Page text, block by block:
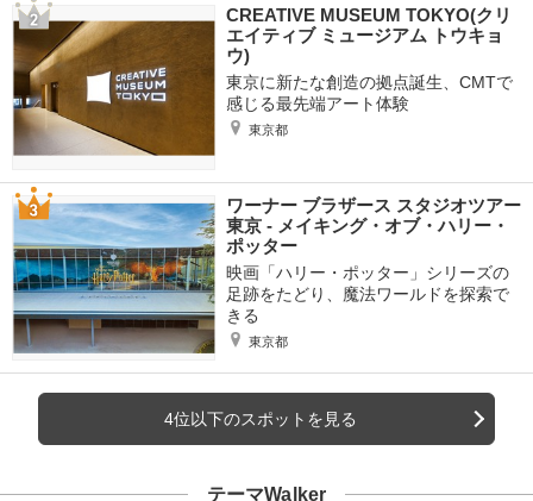
CREATIVE MUSEUM TOKYO(クリ
エイティブ ミュージアム トウキョ
ウ)
東京に新たな創造の拠点誕生、CMTで
感じる最先端アート体験
東京都
ワーナー ブラザース スタジオツアー
東京 ‐ メイキング・オブ・ハリー・
ポッター
映画「ハリー・ポッター」シリーズの
足跡をたどり、魔法ワールドを探索で
きる
東京都
4位以下のスポットを見る
テーマWalker